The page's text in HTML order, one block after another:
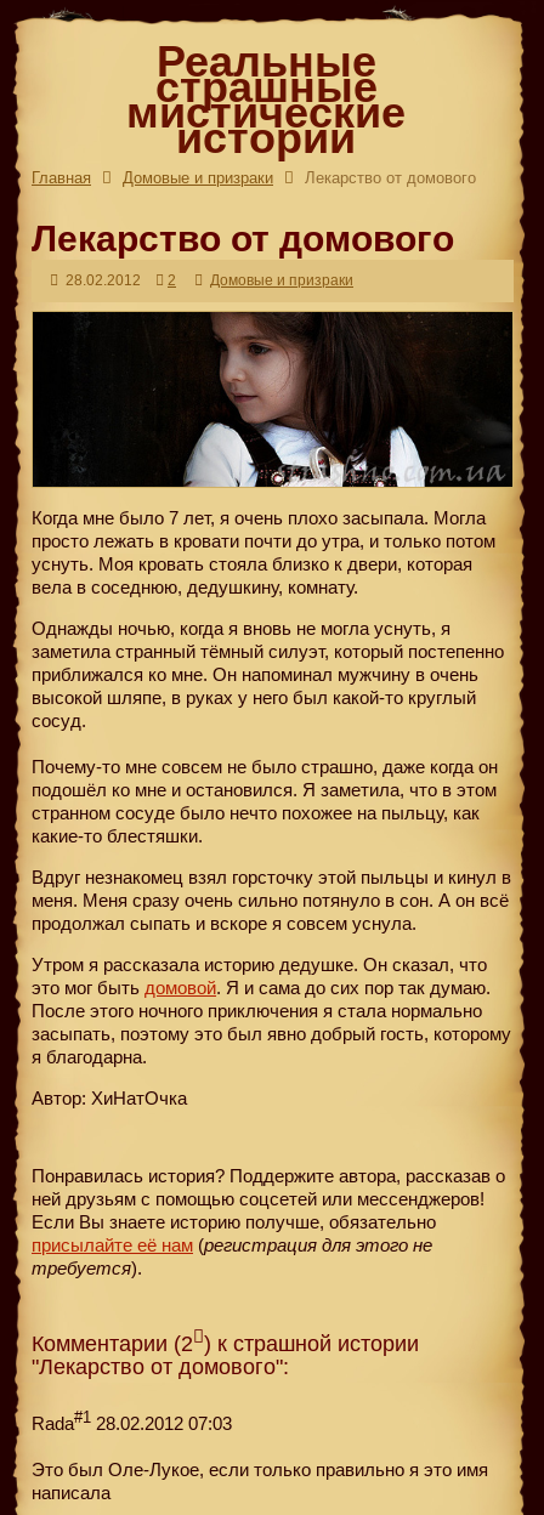
Реальные
страшные
мистические
истории
Главная Домовые и призраки Лекарство от домового
Лекарство от домового
28.02.2012 2 Домовые и призраки
Когда мне было 7 лет, я очень плохо засыпала. Могла
просто лежать в кровати почти до утра, и только потом
уснуть. Моя кровать стояла близко к двери, которая
вела в соседнюю, дедушкину, комнату.
Однажды ночью, когда я вновь не могла уснуть, я
заметила странный тёмный силуэт, который постепенно
приближался ко мне. Он напоминал мужчину в очень
высокой шляпе, в руках у него был какой-то круглый
сосуд.
Почему-то мне совсем не было страшно, даже когда он
подошёл ко мне и остановился. Я заметила, что в этом
странном сосуде было нечто похожее на пыльцу, как
какие-то блестяшки.
Вдруг незнакомец взял горсточку этой пыльцы и кинул в
меня. Меня сразу очень сильно потянуло в сон. А он всё
продолжал сыпать и вскоре я совсем уснула.
Утром я рассказала историю дедушке. Он сказал, что
это мог быть домовой. Я и сама до сих пор так думаю.
После этого ночного приключения я стала нормально
засыпать, поэтому это был явно добрый гость, которому
я благодарна.
Автор: ХиНатОчка
Понравилась история? Поддержите автора, рассказав о
ней друзьям с помощью соцсетей или мессенджеров!
Если Вы знаете историю получше, обязательно
присылайте её нам (регистрация для этого не
требуется).
Комментарии (2 ) к страшной истории
"Лекарство от домового":
Rada#1 28.02.2012 07:03
Это был Оле-Лукое, если только правильно я это имя
написала